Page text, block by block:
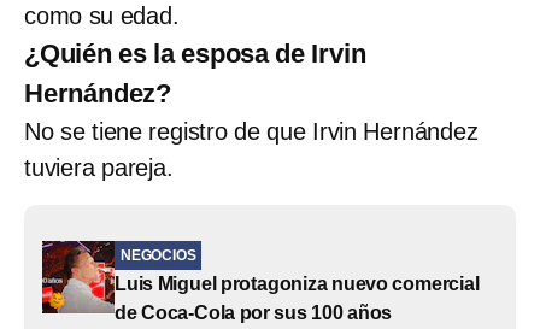
como su edad.
¿Quién es la esposa de Irvin
Hernández?
No se tiene registro de que Irvin Hernández
tuviera pareja.
NEGOCIOS
Luis Miguel protagoniza nuevo comercial
de Coca-Cola por sus 100 años